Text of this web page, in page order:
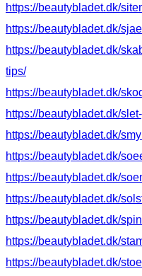
https://beautybladet.dk/
https://beautybladet.dk/
https://beautybladet.dk/
tips/
https://beautybladet.dk/
https://beautybladet.dk/
https://beautybladet.dk/
https://beautybladet.dk/
https://beautybladet.dk/
https://beautybladet.dk/
https://beautybladet.dk/
https://beautybladet.dk/
https://beautybladet.dk/